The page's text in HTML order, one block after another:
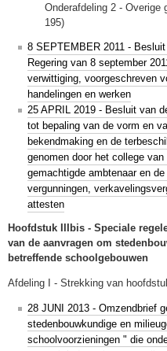
Onderafdeling 2 - Overige
195)
8 SEPTEMBER 2011 -
Regering van 8 september
verwittiging, voorgeschreven
handelingen en werken
25 APRIL 2019 - Besluit van
tot bepaling van de vorm en
bekendmaking en de
genomen door het college
gemachtigde ambtenaar en
vergunningen,
attesten
Hoofdstuk IIIbis - Speciale
van de aanvragen om
betreffende schoolgebouwen
Afdeling I - Strekking van
28 JUNI 2013 - Omzendbrief
stedenbouwkundige en
schoolvoorzieningen " die